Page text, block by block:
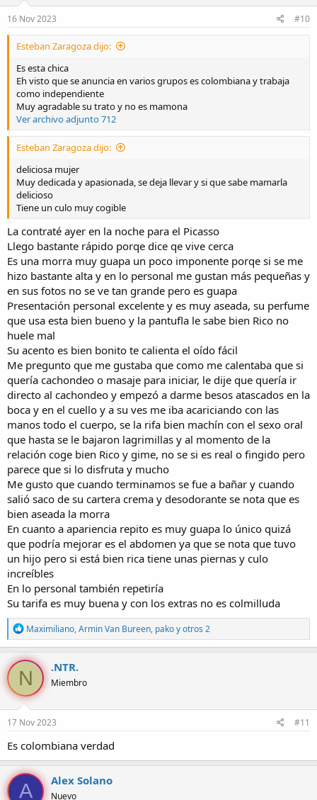
16 Nov 2023 #10
Esteban Zaragoza dijo:
Es esta chica
Eh visto que se anuncia en varios grupos es colombiana y trabaja
como independiente
Muy agradable su trato y no es mamona
Ver archivo adjunto 712
Esteban Zaragoza dijo:
deliciosa mujer
Muy dedicada y apasionada, se deja llevar y si que sabe mamarla
delicioso
Tiene un culo muy cogible
La contraté ayer en la noche para el Picasso
Llego bastante rápido porqe dice qe vive cerca
Es una morra muy guapa un poco imponente porqe si se me
hizo bastante alta y en lo personal me gustan más pequeñas y
en sus fotos no se ve tan grande pero es guapa
Presentación personal excelente y es muy aseada, su perfume
que usa esta bien bueno y la pantufla le sabe bien Rico no
huele mal
Su acento es bien bonito te calienta el oído fácil
Me pregunto que me gustaba que como me calentaba que si
quería cachondeo o masaje para iniciar, le dije que quería ir
directo al cachondeo y empezó a darme besos atascados en la
boca y en el cuello y a su ves me iba acariciando con las
manos todo el cuerpo, se la rifa bien machín con el sexo oral
que hasta se le bajaron lagrimillas y al momento de la
relación coge bien Rico y gime, no se si es real o fingido pero
parece que si lo disfruta y mucho
Me gusto que cuando terminamos se fue a bañar y cuando
salió saco de su cartera crema y desodorante se nota que es
bien aseada la morra
En cuanto a apariencia repito es muy guapa lo único quizá
que podría mejorar es el abdomen ya que se nota que tuvo
un hijo pero si está bien rica tiene unas piernas y culo
increíbles
En lo personal también repetiría
Su tarifa es muy buena y con los extras no es colmilluda
R
e
a
c
i
o
n
e
s
Maximiliano,Armin Van Bureen, pakoy otros 2
N .NTR.
Miembro
17 Nov 2023 #11
Es colombiana verdad
A Alex Solano
Nuevo